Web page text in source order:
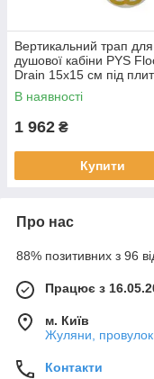
Вертикальний трап для
душової кабіни PYS
Drain 15х15 см під
Evimetal
В наявності
1 962 ₴
Купити
Про нас
88% позитивних з 96
Працює з
м. Київ
Жуляни, провулок
Контакти